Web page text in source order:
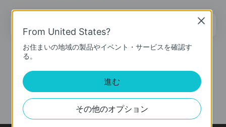
登録
ソーシャルメディア
From United States?
お住まいの地域の製品やイベント・サービスを確認す
る。
進む
その他のオプション
Close